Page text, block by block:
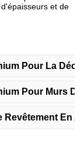
et de
Pour La
Pour Murs
Revêtement En